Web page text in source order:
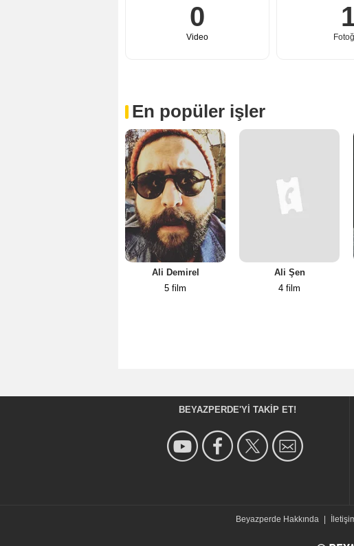
0
Video
En popüler işler
Ali Demirel
5 film
Ali Şen
4 film
BEYAZPERDE'YI TAKIP ET!
Beyazperde Hakkında |